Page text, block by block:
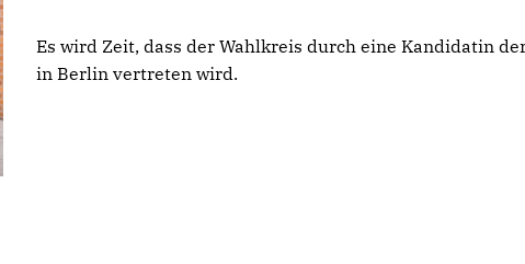
Es wird Zeit, dass der Wahlkreis durch eine Kandidatin
in Berlin vertreten wird.